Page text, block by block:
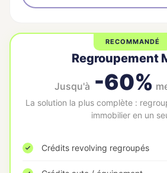
RECOMMANDÉ
Regroupement
Jusqu'à -60%
La solution la plus complète :
immobilier en un
Crédits revolving regroupés